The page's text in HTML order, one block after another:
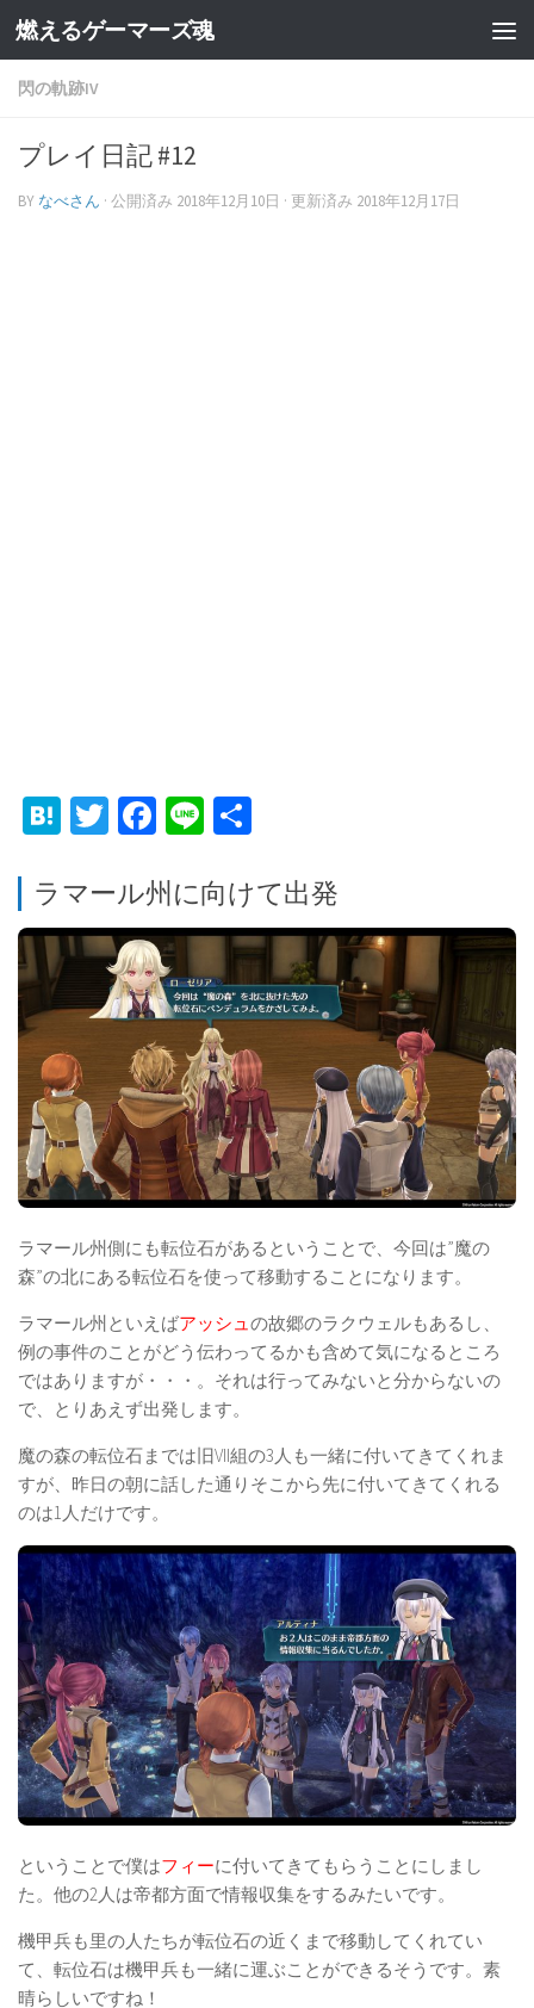
燃えるゲーマーズ魂
閃の軌跡IV
プレイ日記 #12
BY なべさん · 公開済み 2018年12月10日 · 更新済み 2018年12月17日
Hatena
TwitterFacebook
Line
ラマール州に向けて出発
ラマール州側にも転位石があるということで、今回は”魔の
森”の北にある転位石を使って移動することになります。
ラマール州といえばアッシュの故郷のラクウェルもあるし、
例の事件のことがどう伝わってるかも含めて気になるところ
ではありますが・・・。それは行ってみないと分からないの
で、とりあえず出発します。
魔の森の転位石までは旧VII組の3人も一緒に付いてきてくれま
すが、昨日の朝に話した通りそこから先に付いてきてくれる
のは1人だけです。
ということで僕はフィーに付いてきてもらうことにしまし
た。他の2人は帝都方面で情報収集をするみたいです。
機甲兵も里の人たちが転位石の近くまで移動してくれてい
て、転位石は機甲兵も一緒に運ぶことができるそうです。素
晴らしいですね！